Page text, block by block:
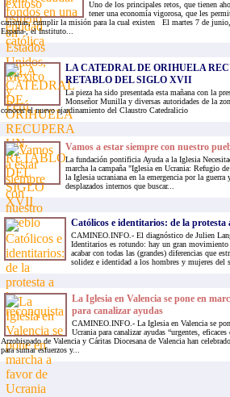
Uno de los principales retos, que tienen
tener una economía vigorosa, que les
carismas, cumplir la misión para la cual existen El martes 7 de
España-, el Instituto...
LA CATEDRAL DE ORIHUELA
RETABLO DEL SIGLO XVII
La pieza ha sido presentada esta mañana con la
Monseñor Munilla y diversas autoridades de la
conocer el nuevo ajardinamiento del Claustro Catedralicio
Vamos a estar siempre con nuestro
La fundación pontificia Ayuda a la Iglesia
marcha la campaña "Iglesia en Ucrania: Refugio
la Iglesia ucraniana en la emergencia por la
desplazados internos que buscar...
Católicos e identitarios: de la protesta
CAMINEO.INFO.- El diagnóstico de Julien
Identitarios es rotundo: hay un gran
acabar con todas las (grandes) diferencias que
solidez e identidad a los hombres y mujeres
La Iglesia en Valencia se pone en
para canalizar ayudas
CAMINEO.INFO.- La Iglesia en Valencia se
Ucrania para canalizar ayudas “urgentes,
Arzobispado de Valencia y Cáritas Diocesana de Valencia han
para sumar esfuerzos y...